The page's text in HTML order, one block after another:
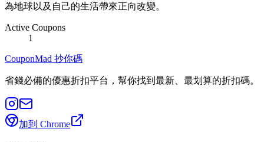
為地球以及自己的生活帶來正向改變。
Active Coupons
1
CouponMad 抄你碼
省錢必備的優惠折扣平台，幫你找到最新、最划算的折扣碼。
加到 Chrome